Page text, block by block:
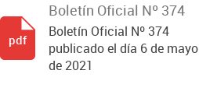
Boletín Oficial Nº 374
Boletín Oficial Nº 374
publicado el día 6 de mayo
de 2021
pdf